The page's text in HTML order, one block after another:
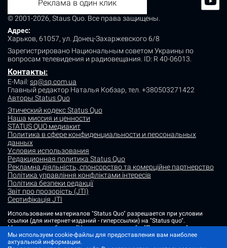
© 2001-2026, Staus Quo. Все права защищены.
Адрес:
Харьков, 61057, ул. Донец-Захаржевского 6/8
Зарегистрировано Национальным советом Украины по
вопросам телевидения и радиовещания. ID: R 40-06013.
Контакты:
E-Mail: sq@sq.com.ua
Главный редактор Наталья Кобзар, тел. +380503271422
Авторы Status Quo
Этический кодекс Status Quo
Наша миссия и ценности
STATUS QUO медиакит
Политика в сфере конфиденциальности и персональных
данных
Условия использования
Редакционная политика Status Quo
Рекламна діяльність, спонсорство та комерційне партнерство
Політика управління конфліктами інтересів
Політика безпеки редакції
Звіт про прозорість (JTI)
Сертифікація JTI
Реклама в один клик
Использование материалов "Status Quo" разрешается при условии
ссылки (для интернет-изданий - гиперссылки) на "Status quo".
Материалы в рубриках "Новости партнеров" и "Пресс-релизы"
размещаются на правах рекламы или в рамках некоммерческого
партнерства.
Мы используем cookie-файлы для предоставления вам наиболее
актуальной информации.